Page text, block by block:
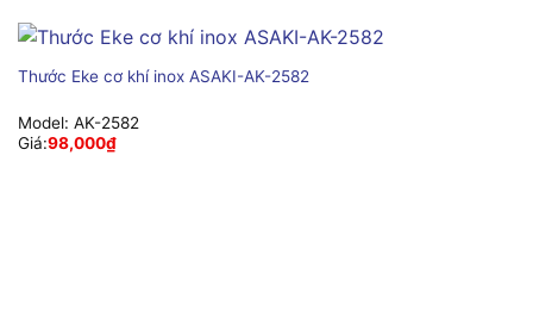
Thước Eke cơ khí inox ASAKI-AK-2582
Model: AK-2582
Giá:98,000₫